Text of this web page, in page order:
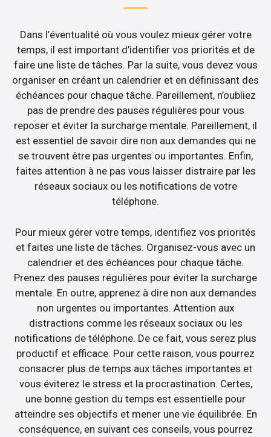
Dans l’éventualité où vous voulez mieux gérer votre
temps, il est important d’identifier vos priorités et de
faire une liste de tâches. Par la suite, vous devez vous
organiser en créant un calendrier et en définissant des
échéances pour chaque tâche. Pareillement, n’oubliez
pas de prendre des pauses régulières pour vous
reposer et éviter la surcharge mentale. Pareillement, il
est essentiel de savoir dire non aux demandes qui ne
se trouvent être pas urgentes ou importantes. Enfin,
faites attention à ne pas vous laisser distraire par les
réseaux sociaux ou les notifications de votre
téléphone.
Pour mieux gérer votre temps, identifiez vos priorités
et faites une liste de tâches. Organisez-vous avec un
calendrier et des échéances pour chaque tâche.
Prenez des pauses régulières pour éviter la surcharge
mentale. En outre, apprenez à dire non aux demandes
non urgentes ou importantes. Attention aux
distractions comme les réseaux sociaux ou les
notifications de téléphone. De ce fait, vous serez plus
productif et efficace. Pour cette raison, vous pourrez
consacrer plus de temps aux tâches importantes et
vous éviterez le stress et la procrastination. Certes,
une bonne gestion du temps est essentielle pour
atteindre ses objectifs et mener une vie équilibrée. En
conséquence, en suivant ces conseils, vous pourrez